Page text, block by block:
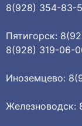
8(928) 354-83-
Пятигорск:
8(928) 319-06-
Иноземцево:
Железноводск: